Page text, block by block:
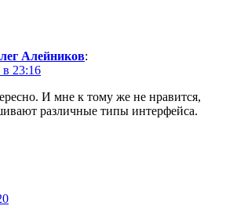
Алейников:
в 23:16
И мне к тому же не нравится,
различные типы интерфейса.